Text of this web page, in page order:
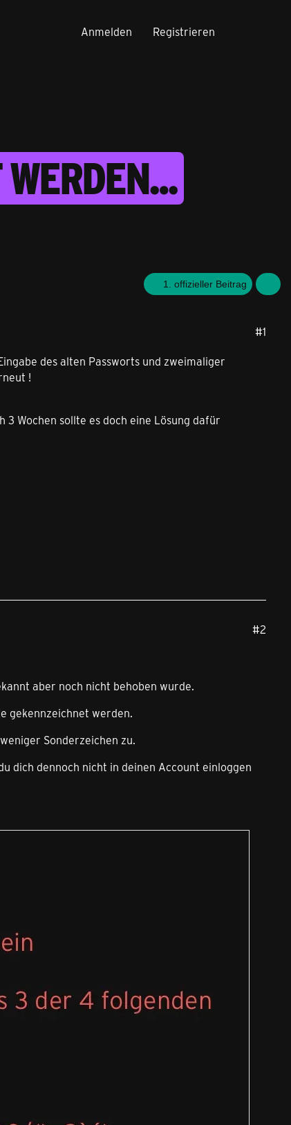
Anmelden Registrieren
WERDEN…
1. offizieller Beitrag
#1
des alten Passworts und zweimaliger
!
Wochen sollte es doch eine Lösung dafür
#2
aber noch nicht behoben wurde.
gekennzeichnet werden.
Sonderzeichen zu.
dich dennoch nicht in deinen Account einloggen